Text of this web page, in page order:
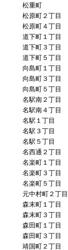
松重町
松原町２丁目
松原町４丁目
道下町１丁目
道下町３丁目
道下町５丁目
向島町１丁目
向島町３丁目
向島町５丁目
名駅南２丁目
名駅南４丁目
名駅１丁目
名駅３丁目
名駅５丁目
名西通２丁目
名楽町１丁目
名楽町３丁目
名楽町５丁目
元中村町２丁目
森末町１丁目
森末町３丁目
森田町１丁目
森田町３丁目
靖国町２丁目